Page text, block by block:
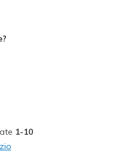
1-10